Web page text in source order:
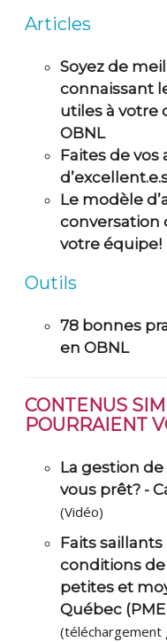
Articles
Soyez de
connaissant
utiles à votre
OBNL
Faites de
Le modèle
conversation
votre équipe!
Outils
78 bonnes
en OBNL
CONTENUS
POURRAIENT
La gestion
vous prêt? -
(Vidéo)
Faits
conditions
petites et
Québec
(téléchargement